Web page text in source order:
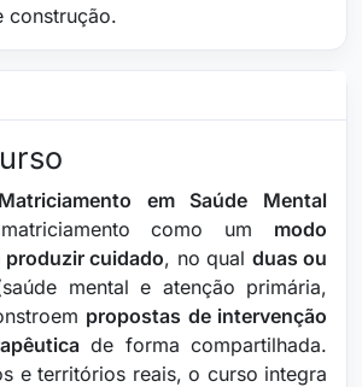
construção.
em Saúde Mental
como um modo
cuidado, no qual duas ou
mental e atenção primária,
propostas de intervenção
de forma compartilhada.
e territórios reais, o curso integra